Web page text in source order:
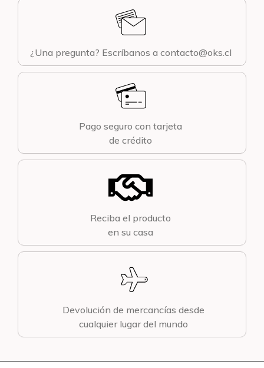
¿Una pregunta? Escríbanos a contacto@oks.cl
Pago seguro con tarjeta
de crédito
Reciba el producto
en su casa
Devolución de mercancías desde
cualquier lugar del mundo